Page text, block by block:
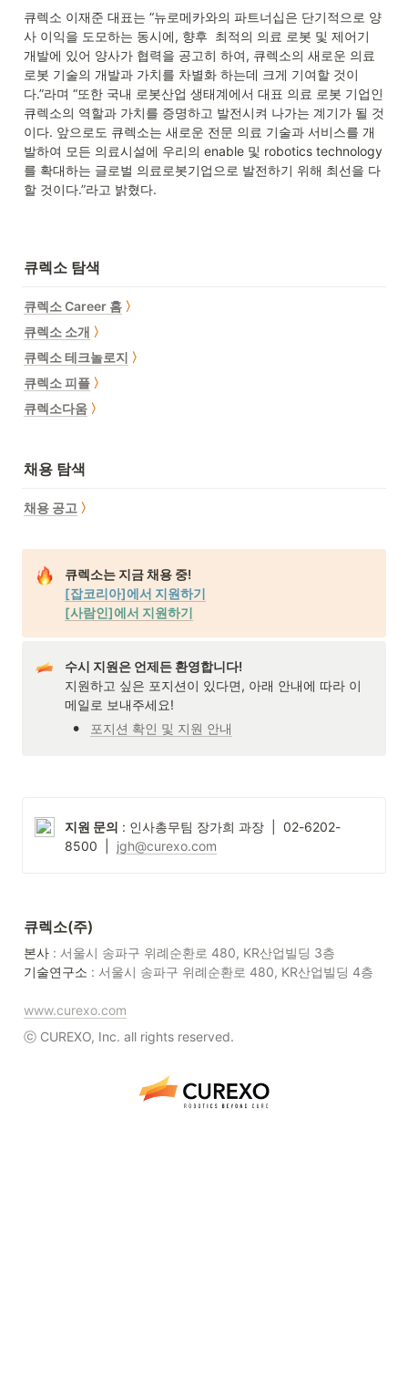
큐렉소 이재준 대표는 “뉴로메카와의 파트너십은 단기적으로 양
사 이익을 도모하는 동시에, 향후  최적의 의료 로봇 및 제어기
개발에 있어 양사가 협력을 공고히 하여, 큐렉소의 새로운 의료
로봇 기술의 개발과 가치를 차별화 하는데 크게 기여할 것이
다.”라며 “또한 국내 로봇산업 생태계에서 대표 의료 로봇 기업인
큐렉소의 역할과 가치를 증명하고 발전시켜 나가는 계기가 될 것
이다. 앞으로도 큐렉소는 새로운 전문 의료 기술과 서비스를 개
발하여 모든 의료시설에 우리의 enable 및 robotics technology
를 확대하는 글로벌 의료로봇기업으로 발전하기 위해 최선을 다
할 것이다.”라고 밝혔다.
큐렉소 탐색
큐렉소 Career 홈 〉
큐렉소 소개 〉
큐렉소 테크놀로지 〉
큐렉소 피플 〉
큐렉소다움 〉
채용 탐색
채용 공고 〉
[잡코리아]에서 지원하기
[사람인]에서 지원하기
수시 지원은 언제든 환영합니다!
지원하고 싶은 포지션이 있다면, 아래 안내에 따라 이
메일로 보내주세요!
• 포지션 확인 및 지원 안내
지원 문의 : 인사총무팀 장가희 과장  |  02-6202-
8500  | jgh@curexo.com
큐렉소(주)
본사
기술연구소 : 서울시 송파구 위례순환로 480, KR산업빌딩 4층
www.curexo.com
ⓒ CUREXO, Inc. all rights reserved.